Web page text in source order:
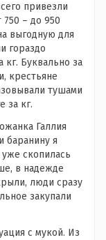
привезли
– до 950
выгодную для
гораздо
кг. Буквально за
крестьяне
тушами
за кг.
Галлия
баранину я
скопилась
в надежде
люди сразу
закупали
с мукой. Из